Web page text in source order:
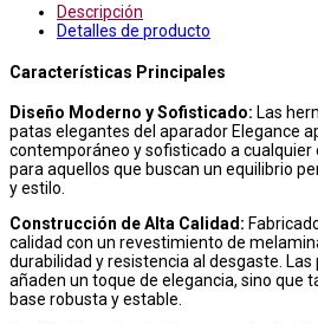
Descripción
Detalles de producto
Características Principales
Diseño Moderno y Sofisticado: Las
patas elegantes del aparador Elegance
contemporáneo y sofisticado a cualquier
para aquellos que buscan un equilibrio
y estilo.
Construcción de Alta Calidad:
calidad con un revestimiento de
durabilidad y resistencia al desgaste.
añaden un toque de elegancia, sino que
base robusta y estable.